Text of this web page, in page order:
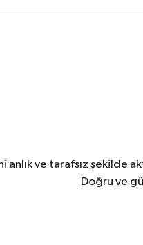
anlık ve tarafsız
Doğru ve